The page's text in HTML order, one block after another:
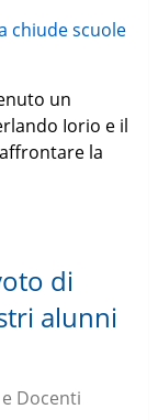
un
Iorio e il
la
di
alunni
Docenti